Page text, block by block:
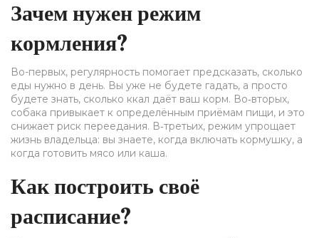
Зачем нужен режим
кормления?
Во-первых, регулярность помогает предсказать, сколько
еды нужно в день. Вы уже не будете гадать, а просто
будете знать, сколько ккал даёт ваш корм. Во‑вторых,
собака привыкает к определённым приёмам пищи, и это
снижает риск переедания. В‑третьих, режим упрощает
жизнь владельца: вы знаете, когда включать кормушку, а
когда готовить мясо или каша.
Как построить своё
расписание?